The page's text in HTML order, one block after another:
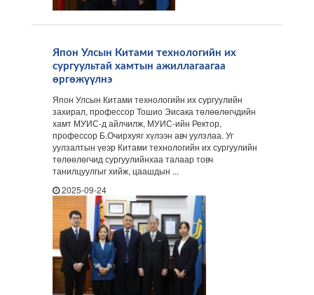
Япон Улсын Китами технологийн их
сургуультай хамтын ажиллагаагаа
өргөжүүлнэ
Япон Улсын Китами технологийн их сургуулийн
захирал, профессор Тошио Эисака төлөөлөгчдийн
хамт МУИС-д айлчилж, МУИС-ийн Ректор,
профессор Б.Очирхуяг хүлээн авч уулзлаа. Уг
уулзалтын үеэр Китами технологийн их сургуулийн
төлөөлөгчид сургуулийнхаа талаар товч
танилцуулгыг хийж, цаашдын ...
2025-09-24